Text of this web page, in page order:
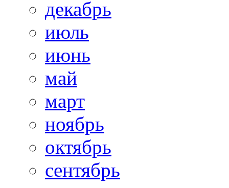
декабрь
июль
июнь
май
март
ноябрь
октябрь
сентябрь